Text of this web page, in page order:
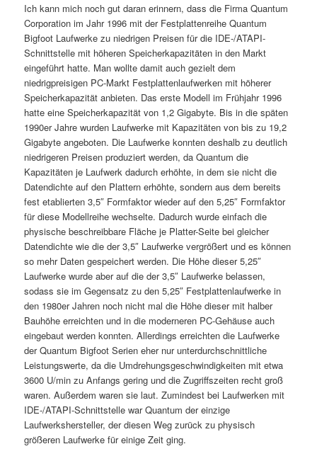
Ich kann mich noch gut daran erinnern, dass die Firma Quantum
Corporation im Jahr 1996 mit der Festplattenreihe Quantum
Bigfoot Laufwerke zu niedrigen Preisen für die IDE-/ATAPI-
Schnittstelle mit höheren Speicherkapazitäten in den Markt
eingeführt hatte. Man wollte damit auch gezielt dem
niedrigpreisigen PC-Markt Festplattenlaufwerken mit höherer
Speicherkapazität anbieten. Das erste Modell im Frühjahr 1996
hatte eine Speicherkapazität von 1,2 Gigabyte. Bis in die späten
1990er Jahre wurden Laufwerke mit Kapazitäten von bis zu 19,2
Gigabyte angeboten. Die Laufwerke konnten deshalb zu deutlich
niedrigeren Preisen produziert werden, da Quantum die
Kapazitäten je Laufwerk dadurch erhöhte, in dem sie nicht die
Datendichte auf den Plattern erhöhte, sondern aus dem bereits
fest etablierten 3,5″ Formfaktor wieder auf den 5,25″ Formfaktor
für diese Modellreihe wechselte. Dadurch wurde einfach die
physische beschreibbare Fläche je Platter-Seite bei gleicher
Datendichte wie die der 3,5″ Laufwerke vergrößert und es können
so mehr Daten gespeichert werden. Die Höhe dieser 5,25″
Laufwerke wurde aber auf die der 3,5″ Laufwerke belassen,
sodass sie im Gegensatz zu den 5,25″ Festplattenlaufwerke in
den 1980er Jahren noch nicht mal die Höhe dieser mit halber
Bauhöhe erreichten und in die moderneren PC-Gehäuse auch
eingebaut werden konnten. Allerdings erreichten die Laufwerke
der Quantum Bigfoot Serien eher nur unterdurchschnittliche
Leistungswerte, da die Umdrehungsgeschwindigkeiten mit etwa
3600 U/min zu Anfangs gering und die Zugriffszeiten recht groß
waren. Außerdem waren sie laut. Zumindest bei Laufwerken mit
IDE-/ATAPI-Schnittstelle war Quantum der einzige
Laufwerkshersteller, der diesen Weg zurück zu physisch
größeren Laufwerke für einige Zeit ging.